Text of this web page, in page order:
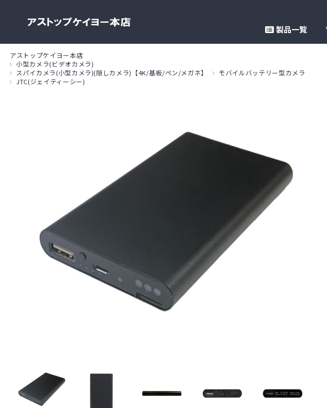
製品一覧
アストップケイヨー本店
小型カメラ(ビデオカメラ)
スパイカメラ(小型カメラ)(隠しカメラ)【4K/基板/ペン/メガネ】
モバイルバッテリー型カメラ
JTC(ジェイティーシー)